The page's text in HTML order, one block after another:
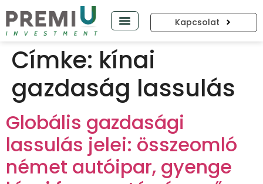
Kapcsolat
Címke: kínai
gazdaság lassulás
Globális gazdasági
lassulás jelei: összeomló
német autóipar, gyenge